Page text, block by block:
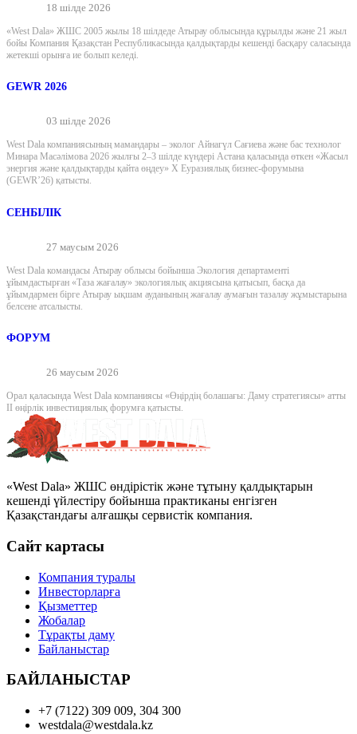
18 шілде 2026
«West Dala» ЖШС 2005 жылы 18 шілдеде Атырау облысында құрылды және 21 жыл
бойы Компания Қазақстан Республикасында қалдықтарды кешенді басқару саласында
жетекші орынға ие болып келеді.
GEWR 2026
03 шілде 2026
West Dala компаниясының мамандары – эколог Айнагүл Сағиева және бас технолог
Минара Масәлімова 2026 жылғы 2–3 шілде күндері Астана қаласында өткен «Жасыл
энергия және қалдықтарды қайта өңдеу» X Еуразиялық бизнес-форумына
(GEWR’26) қатысты.
СЕНБІЛІК
27 маусым 2026
West Dala командасы Атырау облысы бойынша Экология департаменті
ұйымдастырған «Таза жағалау» экологиялық акциясына қатысып, басқа да
ұйымдармен бірге Атырау ықшам ауданының жағалау аумағын тазалау жұмыстарына
белсене атсалысты.
ФОРУМ
26 маусым 2026
Орал қаласында West Dala компаниясы «Өңірдің болашағы: Даму стратегиясы» атты
II өңірлік инвестициялық форумға қатысты.
«West Dala» ЖШС өндірістік және тұтыну қалдықтарын
кешенді үйлестіру бойынша практиканы енгізген
Қазақстандағы алғашқы сервистік компания.
Сайт картасы
Компания туралы
Инвесторларға
Қызметтер
Жобалар
Тұрақты даму
Байланыстар
БАЙЛАНЫСТАР
+7 (7122) 309 009, 304 300
westdala@westdala.kz